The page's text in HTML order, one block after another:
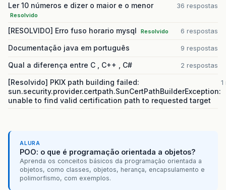
Ler 10 números e dizer o maior e o menor
Resolvido
36 respostas
[RESOLVIDO] Erro fuso horario mysql Resolvido 6 respostas
Documentação java em português 9 respostas
Qual a diferença entre C , C++ , C# 2 respostas
[Resolvido] PKIX path building failed:
sun.security.provider.certpath.SunCertPathBuilderException:
unable to find valid certification path to requested target
ALURA
POO: o que é programação orientada a objetos?
Aprenda os conceitos básicos da programação orientada a
objetos, como classes, objetos, herança, encapsulamento e
polimorfismo, com exemplos.